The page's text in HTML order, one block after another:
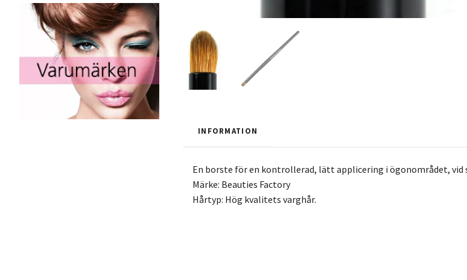
INFORMATION
En borste för en kontrollerad, lätt applicering i ögonområdet, vid
Märke: Beauties Factory
Hårtyp: Hög kvalitets varghår.